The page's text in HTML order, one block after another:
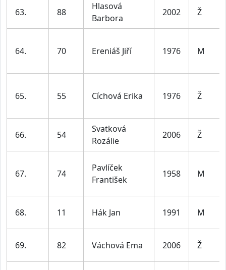
63. 88
Hlasová
Barbora
2002 Ž
64. 70 Ereniáš Jiří 1976 M
65. 55 Cíchová Erika 1976 Ž
66. 54
Svatková
Rozálie
2006 Ž
67. 74
Pavlíček
František
1958 M
68. 11 Hák Jan 1991 M
69. 82 Váchová Ema 2006 Ž